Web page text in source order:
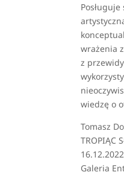
wrażenia
z
wiedzę o
Tomasz
TROPIĄC
Galeria